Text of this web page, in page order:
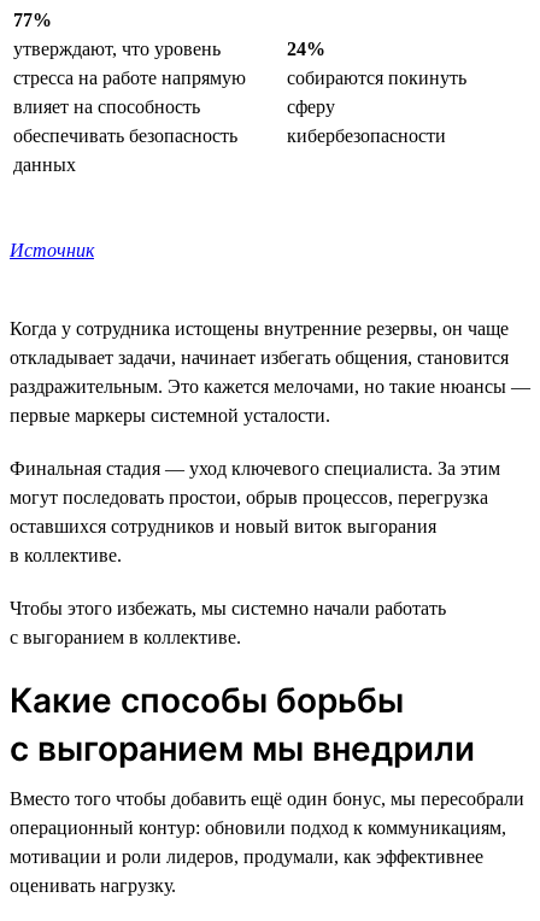
77%
утверждают, что уровень
стресса на работе напрямую
влияет на способность
обеспечивать безопасность
данных
24%
собираются покинуть
сферу
кибербезопасности
Источник
Когда у сотрудника истощены внутренние резервы, он чаще
откладывает задачи, начинает избегать общения, становится
раздражительным. Это кажется мелочами, но такие нюансы —
первые маркеры системной усталости.
Финальная стадия — уход ключевого специалиста. За этим
могут последовать простои, обрыв процессов, перегрузка
оставшихся сотрудников и новый виток выгорания
в коллективе.
Чтобы этого избежать, мы системно начали работать
с выгоранием в коллективе.
Какие способы борьбы
с выгоранием мы внедрили
Вместо того чтобы добавить ещё один бонус, мы пересобрали
операционный контур: обновили подход к коммуникациям,
мотивации и роли лидеров, продумали, как эффективнее
оценивать нагрузку.